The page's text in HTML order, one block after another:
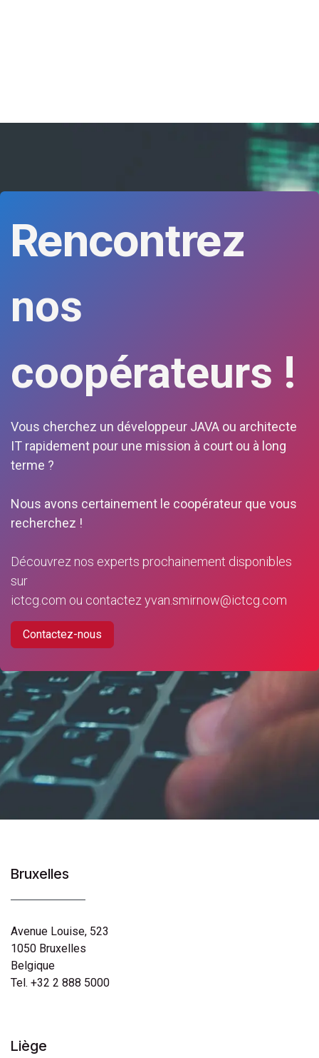
Rencontrez
nos
coopérateurs !
Vous cherchez un développeur JAVA ou architecte
IT rapidement pour une mission à court ou à long
terme ?
Nous avons certainement le coopérateur que vous
recherchez !
Découvrez nos experts prochainement disponibles
sur
ictcg.com ou contactez yvan.smirnow@ictcg.com
Contactez-nous
Bruxelles
Avenue Louise, 523
1050 Bruxelles
Belgique
Tel. +32 2 888 5000
Liège